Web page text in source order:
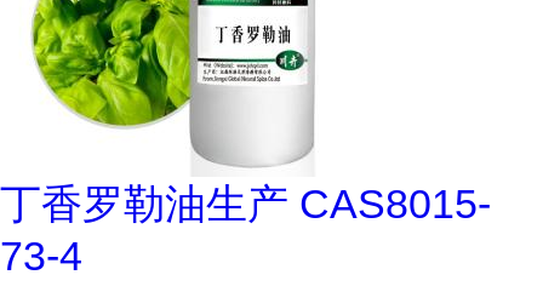
丁香罗勒油生产 CAS8015-
73-4